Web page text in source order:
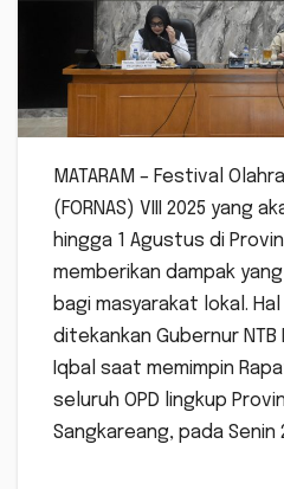
MATARAM – Festival
(FORNAS) VIII 2025 yang
hingga 1 Agustus di
memberikan dampak
bagi masyarakat lokal.
ditekankan Gubernur NTB
Iqbal saat memimpin
seluruh OPD lingkup
Sangkareang, pada Senin